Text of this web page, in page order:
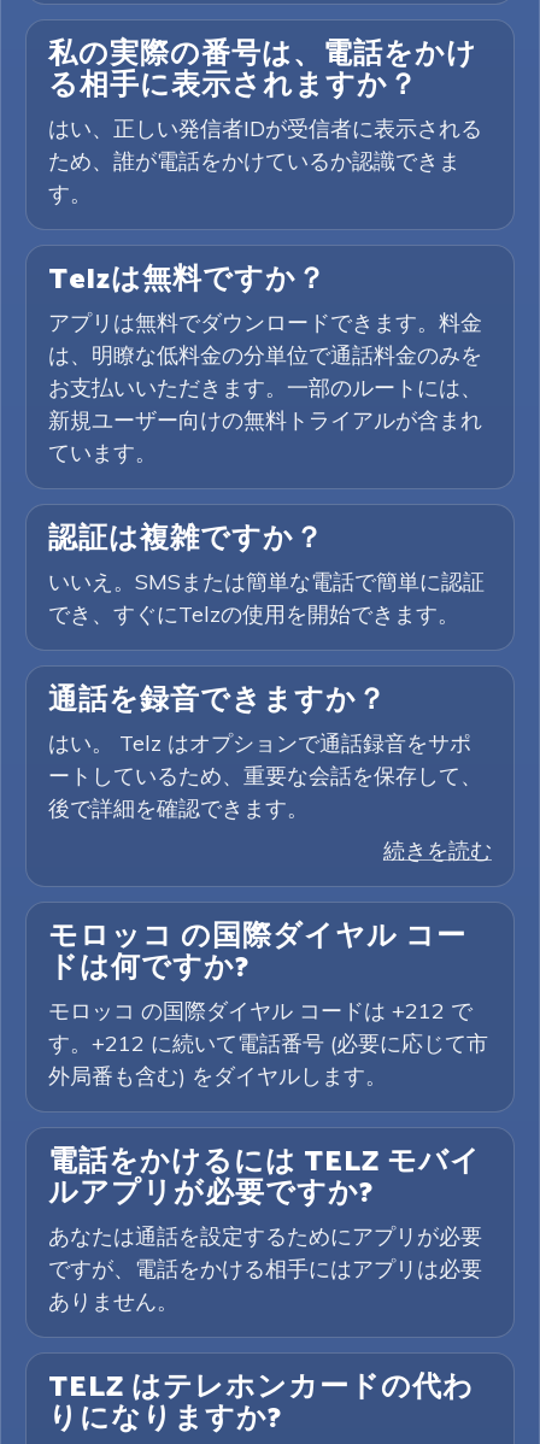
私の実際の番号は、電話をかけ
る相手に表示されますか？
はい、正しい発信者IDが受信者に表示される
ため、誰が電話をかけているか認識できま
す。
Telzは無料ですか？
アプリは無料でダウンロードできます。料金
は、明瞭な低料金の分単位で通話料金のみを
お支払いいただきます。一部のルートには、
新規ユーザー向けの無料トライアルが含まれ
ています。
認証は複雑ですか？
いいえ。SMSまたは簡単な電話で簡単に認証
でき、すぐにTelzの使用を開始できます。
通話を録音できますか？
はい。 Telz はオプションで通話録音をサポ
ートしているため、重要な会話を保存して、
後で詳細を確認できます。
続きを読む
モロッコ の国際ダイヤル コー
ドは何ですか?
モロッコ の国際ダイヤル コードは +212 で
す。+212 に続いて電話番号 (必要に応じて市
外局番も含む) をダイヤルします。
電話をかけるには TELZ モバイ
ルアプリが必要ですか?
あなたは通話を設定するためにアプリが必要
ですが、電話をかける相手にはアプリは必要
ありません。
TELZ はテレホンカードの代わ
りになりますか?